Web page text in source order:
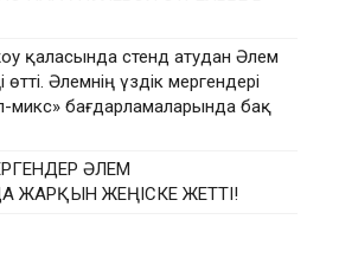
қаласында стенд атудан Әлем
Әлемнің үздік мергендері
микс» бағдарламаларында бақ
ӘЛЕМ
ЖАРҚЫН ЖЕҢІСКЕ ЖЕТТІ!